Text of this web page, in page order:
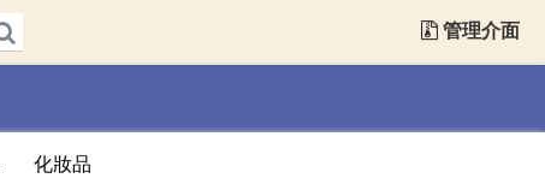
管理介面
化妝品